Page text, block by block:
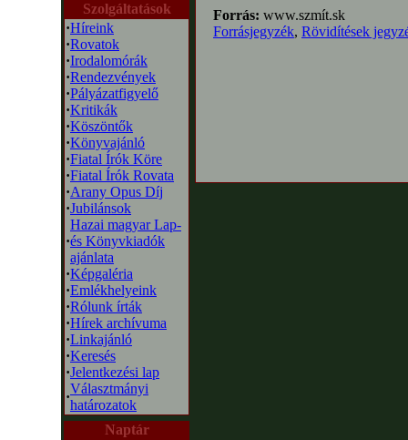
Szolgáltatások
·Híreink
·Rovatok
·Irodalomórák
·Rendezvények
·Pályázatfigyelő
·Kritikák
·Köszöntők
·Könyvajánló
·Fiatal Írók Köre
·Fiatal Írók Rovata
·Arany Opus Díj
·Jubilánsok
·
Hazai magyar Lap-
és Könyvkiadók
ajánlata
·Képgaléria
·Emlékhelyeink
·Rólunk írták
·Hírek archívuma
·Linkajánló
·Keresés
·Jelentkezési lap
·
Választmányi
határozatok
Naptár
Forrás: www.szmít.sk
Forrásjegyzék, Rövidítések